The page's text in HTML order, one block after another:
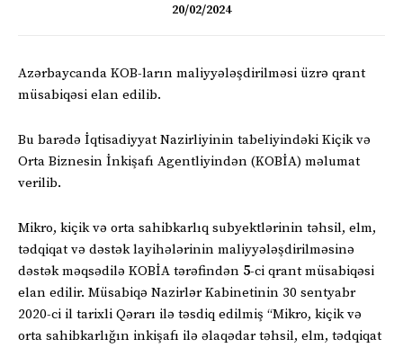
20/02/2024
Azərbaycanda KOB-ların maliyyələşdirilməsi üzrə qrant
müsabiqəsi elan edilib.
Bu barədə İqtisadiyyat Nazirliyinin tabeliyindəki Kiçik və
Orta Biznesin İnkişafı Agentliyindən (KOBİA) məlumat
verilib.
Mikro, kiçik və orta sahibkarlıq subyektlərinin təhsil, elm,
tədqiqat və dəstək layihələrinin maliyyələşdirilməsinə
dəstək məqsədilə KOBİA tərəfindən 5-ci qrant müsabiqəsi
elan edilir. Müsabiqə Nazirlər Kabinetinin 30 sentyabr
2020-ci il tarixli Qərarı ilə təsdiq edilmiş “Mikro, kiçik və
orta sahibkarlığın inkişafı ilə əlaqədar təhsil, elm, tədqiqat